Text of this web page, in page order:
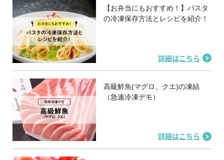
【お弁当にもおすすめ！】パスタ
の冷凍保存方法とレシピを紹介！
詳細はこちら
高級鮮魚(マグロ、クエ)の凍結
（急速冷凍デモ）
詳細はこちら